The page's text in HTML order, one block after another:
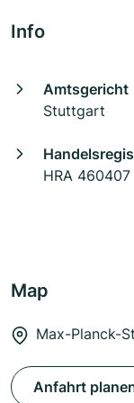
Info
Amtsgericht
Stuttgart
HRA 460407
Map
Max-Planck-
Anfahrt